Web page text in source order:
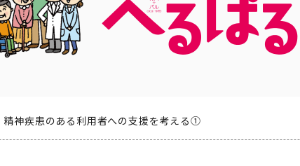
精神疾患のある利用者への支援を考える①